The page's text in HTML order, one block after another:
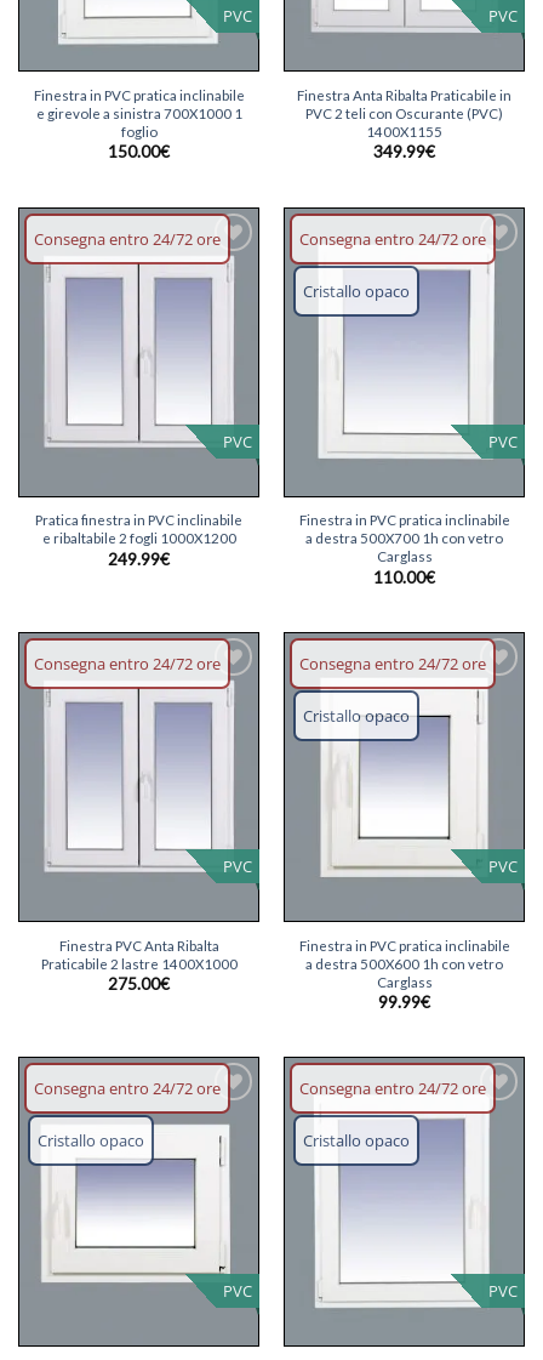
PVC
Finestra in PVC pratica inclinabile
e girevole a sinistra 700X1000 1
foglio
150.00€
PVC
Finestra Anta Ribalta Praticabile in
PVC 2 teli con Oscurante (PVC)
1400X1155
349.99€
Consegna entro 24/72 ore
PVC
Aggiungi
lista dei
Pratica finestra in PVC inclinabile
e ribaltabile 2 fogli 1000X1200
249.99€
Consegna entro 24/72 ore
PVC
Cristallo opaco
Aggiungi
Finestra in PVC pratica inclinabile
a destra 500X700 1h con vetro
Carglass
110.00€
Consegna entro 24/72 ore
PVC
Aggiungi
lista dei
Finestra PVC Anta Ribalta
Praticabile 2 lastre 1400X1000
275.00€
Consegna entro 24/72 ore
PVC
Cristallo opaco
Aggiungi
desideri
Finestra in PVC pratica inclinabile
a destra 500X600 1h con vetro
Carglass
99.99€
Consegna entro 24/72 ore
PVC
Cristallo opaco
Aggiungi
lista dei
Consegna entro 24/72 ore
PVC
Cristallo opaco
Aggiungi